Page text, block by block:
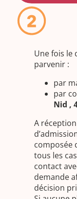
Une fois le
parvenir :
par
par
Nid ,
A
composée
tous les
contact
demande
décision